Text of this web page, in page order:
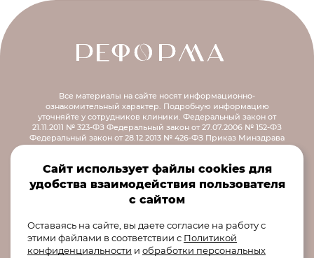
Сайт использует файлы cookies для
удобства взаимодействия пользователя
с сайтом
Оставаясь на сайте, вы даете согласие на работу с
этими файлами в соответствии с Политикой
конфиденциальности и обработки персональных
Все материалы на сайте носят информационно-
ознакомительный характер. Подробную информацию
уточняйте у сотрудников клиники. Федеральный закон от
21.11.2011 № 323-ФЗ Федеральный закон от 27.07.2006 № 152-ФЗ
Федеральный закон от 28.12.2013 № 426-ФЗ Приказ Минздрава
© 2025 ООО «Реформа
Екатеринбург» 620000,
Свердловская область, г
Жукова, д. 13, пом. 8-10